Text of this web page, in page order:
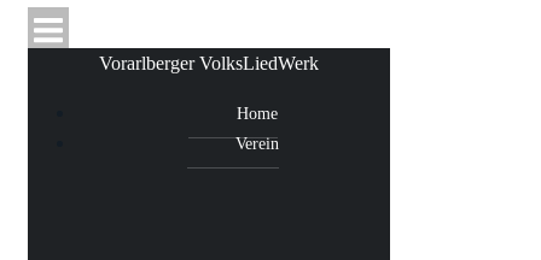
Vorarlberger VolksLiedWerk
Home
Verein